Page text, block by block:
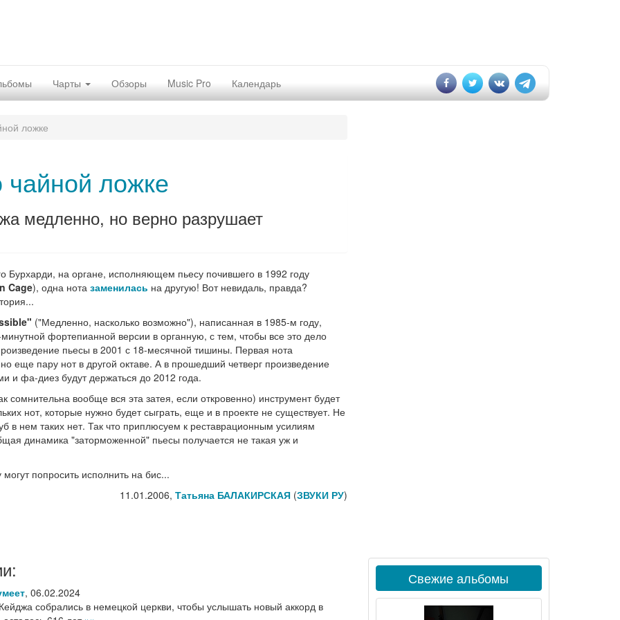
Чарты Обзоры Music Pro Календарь
ложке
чайной ложке
медленно, но верно разрушает
Бурхарди, на органе, исполняющем пьесу почившего в 1992 году
Cage), одна нота заменилась на другую! Вот невидаль, правда?
("Медленно, насколько возможно"), написанная в 1985-м году,
фортепианной версии в органную, с тем, чтобы все это дело
пьесы в 2001 с 18-месячной тишины. Первая нота
еще пару нот в другой октаве. А в прошедший четверг произведение
и фа-диез будут держаться до 2012 года.
сомнительна вообще вся эта затея, если откровенно) инструмент будет
нот, которые нужно будет сыграть, еще и в проекте не существует. Не
в нем таких нет. Так что приплюсуем к реставрационным усилиям
динамика "заторможенной" пьесы получается не такая уж и
попросить исполнить на бис...
11.01.2006, Татьяна БАЛАКИРСКАЯ(ЗВУКИ РУ)
, 06.02.2024
собрались в немецкой церкви, чтобы услышать новый аккорд в
Свежие альбомы